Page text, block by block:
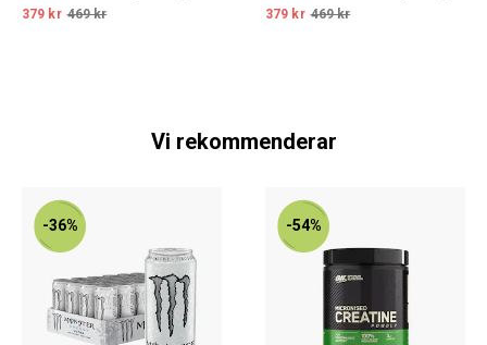
379 kr 469 kr 379 kr 469 kr
Vi rekommenderar
-36% -54%